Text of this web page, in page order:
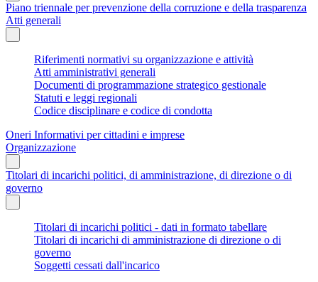
Piano triennale per prevenzione della corruzione e della trasparenza
Atti generali
Riferimenti normativi su organizzazione e attività
Atti amministrativi generali
Documenti di programmazione strategico gestionale
Statuti e leggi regionali
Codice disciplinare e codice di condotta
Oneri Informativi per cittadini e imprese
Organizzazione
Titolari di incarichi politici, di amministrazione, di direzione o di
governo
Titolari di incarichi politici - dati in formato tabellare
Titolari di incarichi di amministrazione di direzione o di
governo
Soggetti cessati dall'incarico